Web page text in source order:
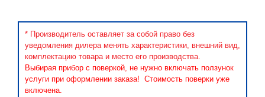
* Производитель оставляет за собой право без
уведомления дилера менять характеристики, внешний вид,
комплектацию товара и место его производства.
Выбирая прибор с поверкой, не нужно включать ползунок
услуги при оформлении заказа! Стоимость поверки уже
включена.